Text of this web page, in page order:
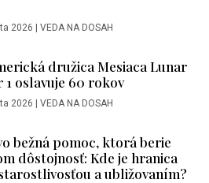
2026 | VEDA NA DOSAH
družica Mesiaca Lunar
1 oslavuje 60 rokov
2026 | VEDA NA DOSAH
bežná pomoc, ktorá berie
dôstojnosť: Kde je hranica
a ubližovaním?